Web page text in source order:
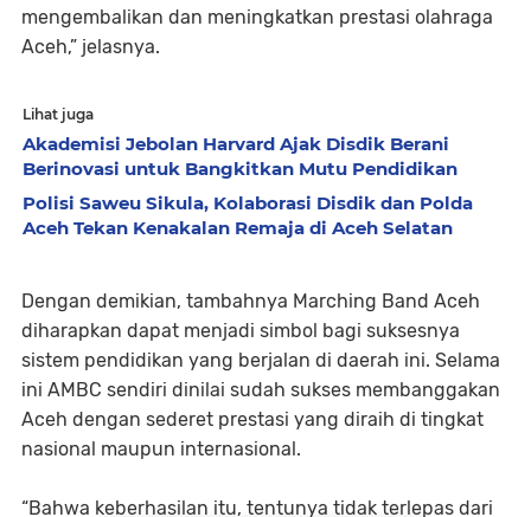
mengembalikan dan meningkatkan prestasi olahraga
Aceh,” jelasnya.
Lihat juga
Akademisi Jebolan Harvard Ajak Disdik Berani
Berinovasi untuk Bangkitkan Mutu Pendidikan
Polisi Saweu Sikula, Kolaborasi Disdik dan Polda
Aceh Tekan Kenakalan Remaja di Aceh Selatan
Dengan demikian, tambahnya Marching Band Aceh
diharapkan dapat menjadi simbol bagi suksesnya
sistem pendidikan yang berjalan di daerah ini. Selama
ini AMBC sendiri dinilai sudah sukses membanggakan
Aceh dengan sederet prestasi yang diraih di tingkat
nasional maupun internasional.
“Bahwa keberhasilan itu, tentunya tidak terlepas dari